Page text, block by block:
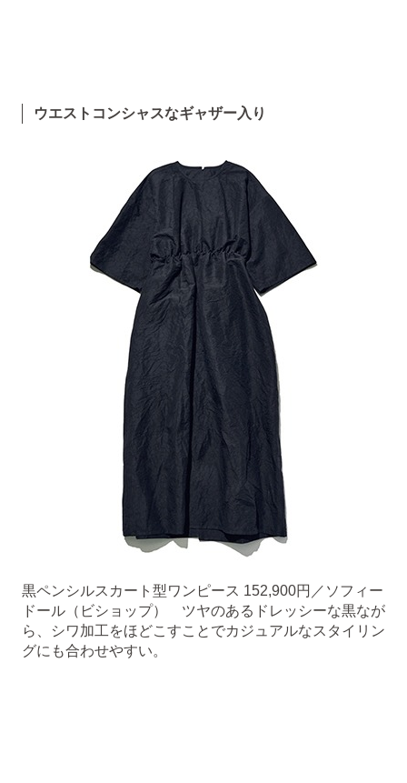
ウエストコンシャスなギャザー入り
黒ペンシルスカート型ワンピース 152,900円／ソフィー
ドール（ビショップ） ツヤのあるドレッシーな黒なが
ら、シワ加工をほどこすことでカジュアルなスタイリン
グにも合わせやすい。